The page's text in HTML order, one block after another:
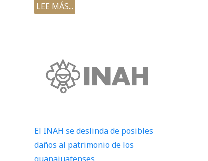
LEE MÁS...
El INAH se deslinda de posibles
daños al patrimonio de los